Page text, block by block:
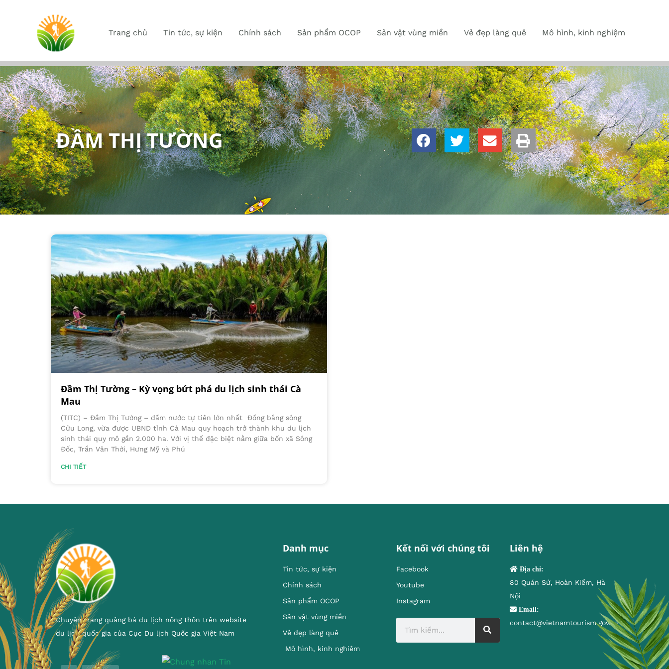
Trang chủ Tin tức, sự kiện Chính sách Sản phẩm OCOP Sản vật vùng miền Vẻ đẹp làng quê Mô hình, kinh nghiệm
ĐẦM THỊ TƯỜNG
Đầm Thị Tường – Kỳ vọng bứt phá du lịch sinh thái Cà
Mau
(TITC) – Đầm Thị Tường – đầm nước tự tiên lớn nhất Đồng bằng sông
Cửu Long, vừa được UBND tỉnh Cà Mau quy hoạch trở thành khu du lịch
sinh thái quy mô gần 2.000 ha. Với vị thế đặc biệt nằm giữa bốn xã Sông
Đốc, Trần Văn Thời, Hưng Mỹ và Phú
CHI TIẾT
Chuyên trang quảng bá du lịch nông thôn trên website
du lịch quốc gia của Cục Du lịch Quốc gia Việt Nam
Danh mục
Tin tức, sự kiện
Chính sách
Sản phẩm OCOP
Sản vật vùng miền
Vẻ đẹp làng quê
Mô hình, kinh nghiêm
Kết nối với chúng tôi
Facebook
Youtube
Instagram
Liên hệ
Địa chỉ:
80 Quán Sứ, Hoàn Kiếm, Hà
Nội
Email:
contact@vietnamtourism.gov.vn